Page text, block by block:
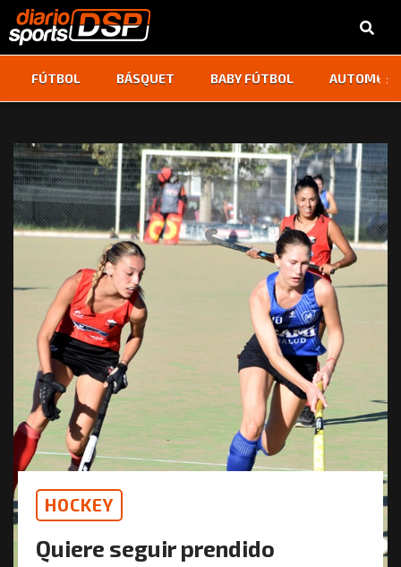
FÚTBOL BÁSQUET BABY FÚTBOL ‹ ›
HOCKEY
Quiere seguir prendido